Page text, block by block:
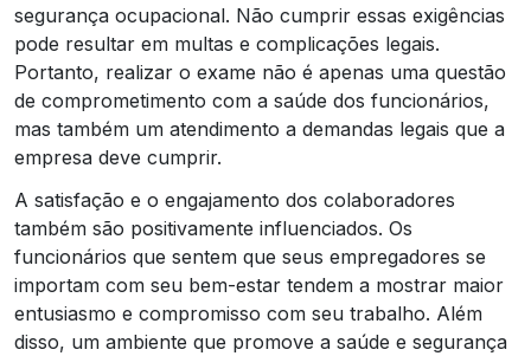
segurança ocupacional. Não cumprir essas exigências
pode resultar em multas e complicações legais.
Portanto, realizar o exame não é apenas uma questão
de comprometimento com a saúde dos funcionários,
mas também um atendimento a demandas legais que a
empresa deve cumprir.
A satisfação e o engajamento dos colaboradores
também são positivamente influenciados. Os
funcionários que sentem que seus empregadores se
importam com seu bem-estar tendem a mostrar maior
entusiasmo e compromisso com seu trabalho. Além
disso, um ambiente que promove a saúde e segurança